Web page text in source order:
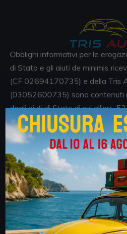
Obblighi informativi per le
di Stato e gli aiuti de minimis
(CF 02694170735) e della Tris
(03052600735) sono contenuti
degli aiuti di Stato di cui all’art.
cui si rinvia e consultabili al
https://www.rna.gov.it/
faces/pages/
Sedi
TRIS AUTO